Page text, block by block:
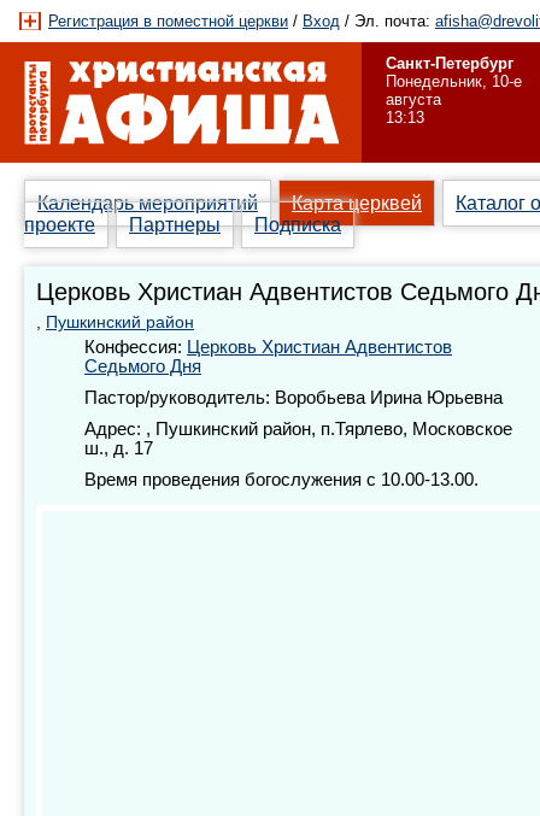
Регистрация в поместной церкви / Вход / Эл. почта:
Санкт-Петербург
Понедельник, 10-е
августа
13:13
Календарь мероприятий Карта церквей
Каталог
проекте
Партнеры Подписка
Церковь Христиан Адвентистов Седьмого
, Пушкинский район
Конфессия: Церковь Христиан Адвентистов
Седьмого Дня
Пастор/руководитель: Воробьева Ирина Юрьевна
Адрес: , Пушкинский район, п.Тярлево, Московское
ш., д. 17
Время проведения богослужения с 10.00-13.00.